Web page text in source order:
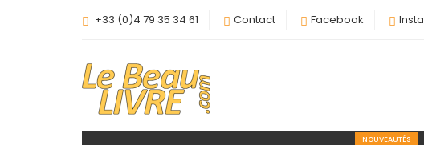
+33 (0)4 79 35 34 61 Contact Facebook Insta
NOUVEAUTÉS